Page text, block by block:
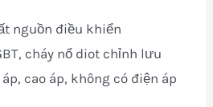
nguồn điều khiển
cháy nổ diot chỉnh lưu
cao áp, không có điện áp